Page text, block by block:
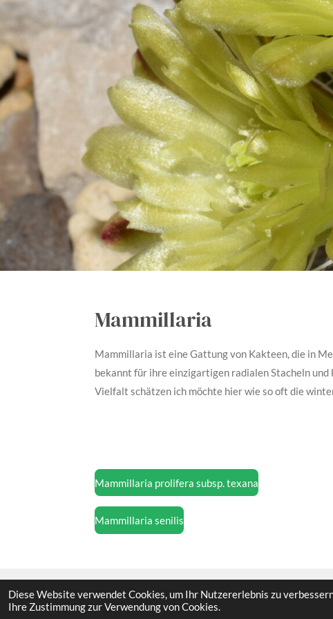
Diese Website verwendet Cookies, um Ihr Nutzererlebnis zu
Ihre Zustimmung zur Verwendung von Cookies.
Mammillaria
Mammillaria ist eine Gattung von Kakteen, die in
bekannt für ihre einzigartigen radialen Stacheln
Vielfalt schätzen ich möchte hier wie so oft die
Mammillaria prolifera subsp. texana
Mammillaria senilis